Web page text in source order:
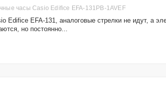
часы Casio Edifice EFA-131PB-1AVEF
Edifice EFA-131, аналоговые стрелки не идут, а
но постоянно...